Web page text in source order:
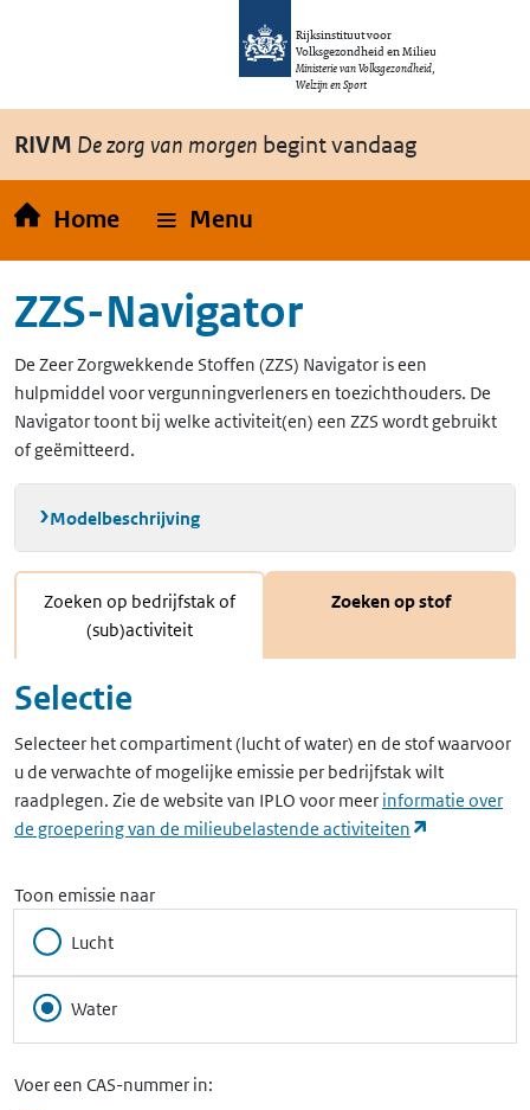
Overslaan en naar de inhoud gaan
Rijksinstituut voor
Volksgezondheid en Milieu
Ministerie van Volksgezondheid,
Welzijn en Sport
RIVM De zorg van morgen begint vandaag
Home Menu
ZZS-Navigator
De Zeer Zorgwekkende Stoffen (ZZS) Navigator is een
hulpmiddel voor vergunningverleners en toezichthouders. De
Navigator toont bij welke activiteit(en) een ZZS wordt gebruikt
of geëmitteerd.
Modelbeschrijving
Zoeken op bedrijfstak of
(sub)activiteit
Zoeken op stof
Selectie
Selecteer het compartiment (lucht of water) en de stof waarvoor
u de verwachte of mogelijke emissie per bedrijfstak wilt
raadplegen. Zie de website van IPLO voor meer informatie over
de groepering van de milieubelastende activiteiten
Toon emissie naar
Lucht
Water
Voer een CAS-nummer in: